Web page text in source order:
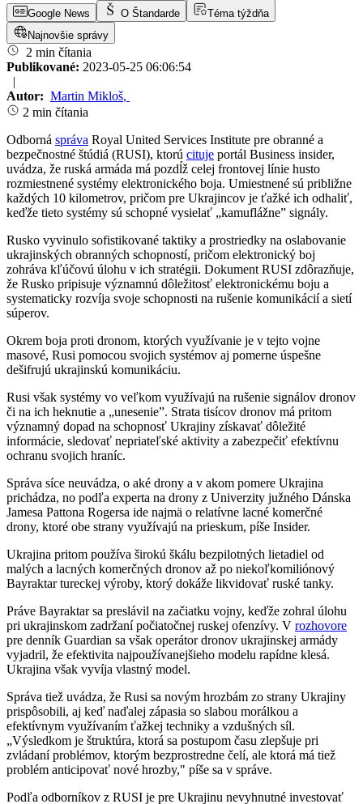
Google News O Štandarde
Téma týždňa
Najnovšie správy
2 min čítania
Publikované: 2023-05-25 06:06:54
|
Autor: Martin Mikloš,
2 min čítania
Odborná správa Royal United Services Institute pre obranné a
bezpečnostné štúdiá (RUSI), ktorú cituje portál Business insider,
uvádza, že ruská armáda má pozdĺž celej frontovej línie husto
rozmiestnené systémy elektronického boja. Umiestnené sú približne
každých 10 kilometrov, pričom pre Ukrajincov je ťažké ich odhaliť,
keďže tieto systémy sú schopné vysielať „kamuflážne” signály.
Rusko vyvinulo sofistikované taktiky a prostriedky na oslabovanie
ukrajinských obranných schopností, pričom elektronický boj
zohráva kľúčovú úlohu v ich stratégii. Dokument RUSI zdôrazňuje,
že Rusko pripisuje významnú dôležitosť elektronickému boju a
systematicky rozvíja svoje schopnosti na rušenie komunikácií a sietí
súperov.
Okrem boja proti dronom, ktorých využívanie je v tejto vojne
masové, Rusi pomocou svojich systémov aj pomerne úspešne
dešifrujú ukrajinskú komunikáciu.
Rusi však systémy vo veľkom využívajú na rušenie signálov dronov
či na ich heknutie a „unesenie”. Strata tisícov dronov má pritom
významný dopad na schopnosť Ukrajiny získavať dôležité
informácie, sledovať nepriateľské aktivity a zabezpečiť efektívnu
ochranu svojich hraníc.
Správa síce neuvádza, o aké drony a v akom pomere Ukrajina
prichádza, no podľa experta na drony z Univerzity južného Dánska
Jamesa Pattona Rogersa ide najmä o relatívne lacné komerčné
drony, ktoré obe strany využívajú na prieskum, píše Insider.
Ukrajina pritom používa širokú škálu bezpilotných lietadiel od
malých a lacných komerčných dronov až po niekoľkomiliónový
Bayraktar tureckej výroby, ktorý dokáže likvidovať ruské tanky.
Práve Bayraktar sa preslávil na začiatku vojny, keďže zohral úlohu
pri ukrajinskom zadržaní počiatočnej ruskej ofenzívy. V rozhovore
pre denník Guardian sa však operátor dronov ukrajinskej armády
vyjadril, že efektivita najpoužívanejšieho modelu rapídne klesá.
Ukrajina však vyvíja vlastný model.
Správa tiež uvádza, že Rusi sa novým hrozbám zo strany Ukrajiny
prispôsobili, aj keď naďalej zápasia so slabou morálkou a
efektívnym využívaním ťažkej techniky a vzdušných síl.
„Výsledkom je štruktúra, ktorá sa postupom času zlepšuje pri
zvládaní problémov, ktorým bezprostredne čelí, ale ktorá má tiež
problém anticipovať nové hrozby," píše sa v správe.
Podľa odborníkov z RUSI je pre Ukrajinu nevyhnutné investovať